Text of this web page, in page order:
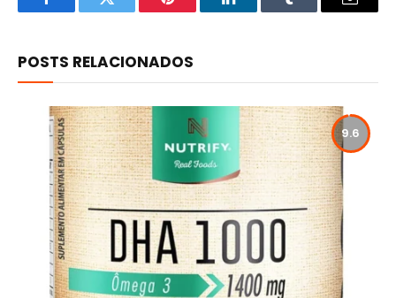
FacebookTwitter Pinterest LinkedInTumblr Email
POSTS RELACIONADOS
9.6